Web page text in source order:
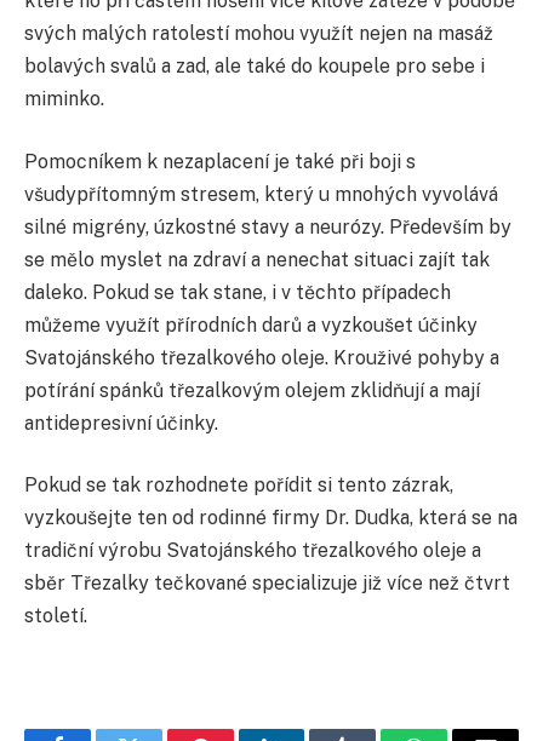
svých malých ratolestí mohou využít nejen na masáž
bolavých svalů a zad, ale také do koupele pro sebe i
miminko.
Pomocníkem k nezaplacení je také při boji s
všudypřítomným stresem, který u mnohých vyvolává
silné migrény, úzkostné stavy a neurózy. Především by
se mělo myslet na zdraví a nenechat situaci zajít tak
daleko. Pokud se tak stane, i v těchto případech
můžeme využít přírodních darů a vyzkoušet účinky
Svatojánského třezalkového oleje. Krouživé pohyby a
potírání spánků třezalkovým olejem zklidňují a mají
antidepresivní účinky.
Pokud se tak rozhodnete pořídit si tento zázrak,
vyzkoušejte ten od rodinné firmy Dr. Dudka, která se na
tradiční výrobu Svatojánského třezalkového oleje a
sběr Třezalky tečkované specializuje již více než čtvrt
století.